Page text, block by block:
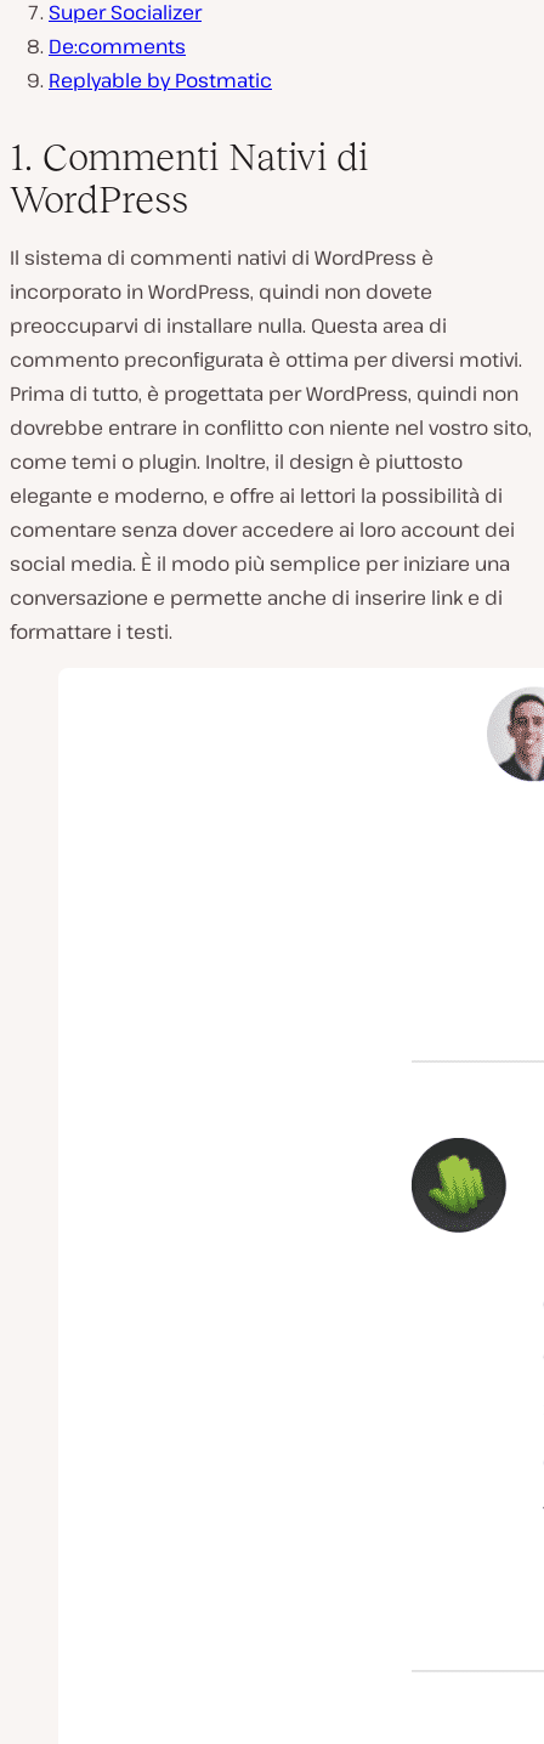
Super Socializer
De:comments
Replyable by Postmatic
1. Commenti Nativi di
WordPress
Il sistema di commenti nativi di WordPress è
incorporato in WordPress, quindi non dovete
preoccuparvi di installare nulla. Questa area di
commento preconfigurata è ottima per diversi motivi.
Prima di tutto, è progettata per WordPress, quindi non
dovrebbe entrare in conflitto con niente nel vostro sito,
come temi o plugin. Inoltre, il design è piuttosto
elegante e moderno, e offre ai lettori la possibilità di
comentare senza dover accedere ai loro account dei
social media. È il modo più semplice per iniziare una
conversazione e permette anche di inserire link e di
formattare i testi.